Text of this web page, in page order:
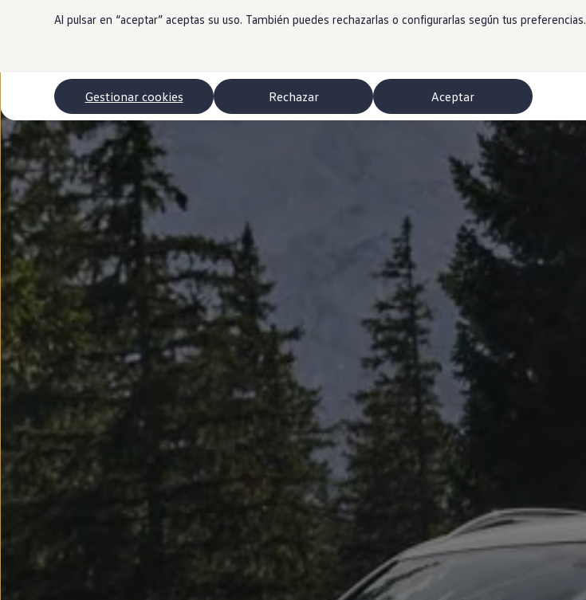
Soluciones de carga
Autonomía
Clientes y posventa
Club Volkswagen
Ofertas posventa
Eventos y experiencias
Beneficios Volkswagen
Asistencia en carretera
Servicios de movilidad
Garantía del fabricante
Beneficios del taller oficial
Rent-a-Car
Servicios digitales
Buscar servicios para tu modelo
Volkswagen Apps, inicio de sesión y tienda
Conectar el móvil con el vehículo
Actualizaciones del software, los mapas y las emisoras de radio
Mantenimiento y reparaciones
Revisiones e ITV
Aceite y líquidos del motor
Baterías
Frenos
Motor y chasis
Aire acondicionado y filtros
Faros y lunas
Carrocería y pintura
Llantas y neumáticos
Recambios Volkswagen
Accesorios y merchandising
Entretenimiento
Personalización
Todo sobre tu Volkswagen
Al pulsar en “aceptar” aceptas su uso. También puedes rechazarlas o configurarlas según tus preferencias.
Aceptar
Rechazar
Gestionar cookies